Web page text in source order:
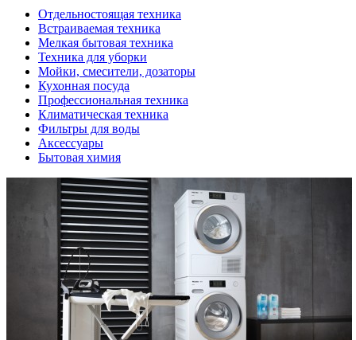
Отдельностоящая техника
Встраиваемая техника
Мелкая бытовая техника
Техника для уборки
Мойки, смесители, дозаторы
Кухонная посуда
Профессиональная техника
Климатическая техника
Фильтры для воды
Аксессуары
Бытовая химия